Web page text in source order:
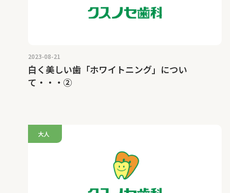
2023-08-21
白く美しい歯「ホワイトニング」につい
て・・・②
大人